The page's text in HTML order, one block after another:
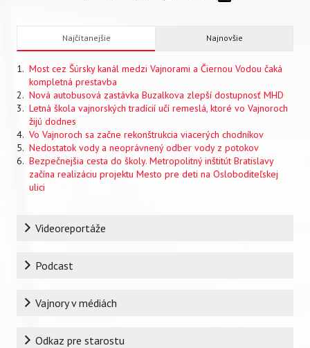
Najčítanejšie Najnovšie
Most cez Šúrsky kanál medzi Vajnorami a Čiernou Vodou čaká
kompletná prestavba
Nová autobusová zastávka Buzalkova zlepší dostupnosť MHD
Letná škola vajnorských tradícií učí remeslá, ktoré vo Vajnoroch
žijú dodnes
Vo Vajnoroch sa začne rekonštrukcia viacerých chodníkov
Nedostatok vody a neoprávnený odber vody z potokov
Bezpečnejšia cesta do školy. Metropolitný inštitút Bratislavy
začína realizáciu projektu Mesto pre deti na Osloboditeľskej
ulici
RubrikaVideoreportáže
Podcast
Vajnory v médiách
Odkaz pre starostu